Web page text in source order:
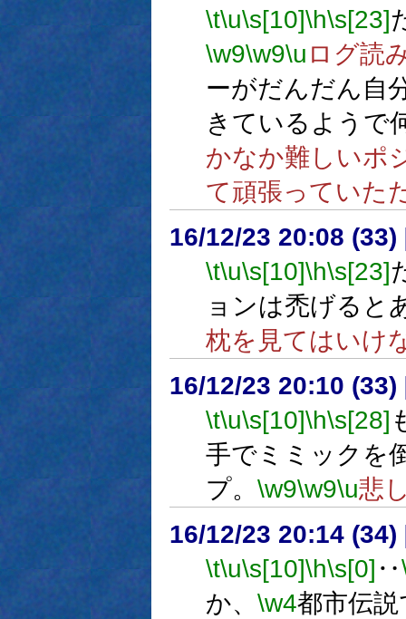
\t\u\s[10]\h\s[23]
\w9\w9\u ログ読
ーがだんだん自
きているようで
かなか難しいポ
て頑張っていた
16/12/23 20:08 (33)
\t\u\s[10]\h\s[23]
ョンは禿げると
枕を見てはいけ
16/12/23 20:10 (33)
\t\u\s[10]\h\s[28]
手でミミックを
プ。 \w9\w9\u悲
16/12/23 20:14 (34)
\t\u\s[10]\h\s[0] ‥
か、 \w4都市伝